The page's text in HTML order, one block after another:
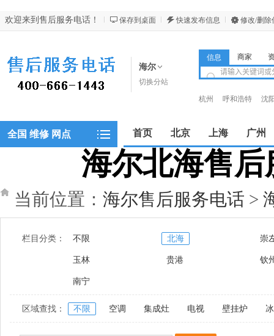
欢迎来到售后服务电话！ 保存到桌面 快速发布信息 修改/删除
海尔
切换分站
信息 商家
杭州 呼和浩特
沈
全国 维修 网点 首页 北京 上海 广州
郑州
海尔北海售后
当前位置： 海尔售后服务电话 >
栏目分类： 不限 北海 崇
玉林 贵港 钦
南宁
区域查找： 不限 空调 集成灶 电视 壁挂炉